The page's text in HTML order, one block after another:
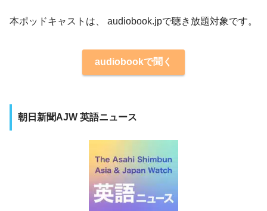
本ポッドキャストは、 audiobook.jpで聴き放題対象です。
audiobookで聞く
朝日新聞AJW 英語ニュース